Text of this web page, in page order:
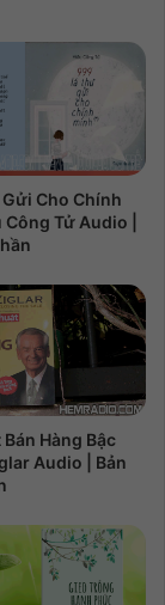
Cho Chính
Tử Audio |
Hàng Bậc
Audio | Bản